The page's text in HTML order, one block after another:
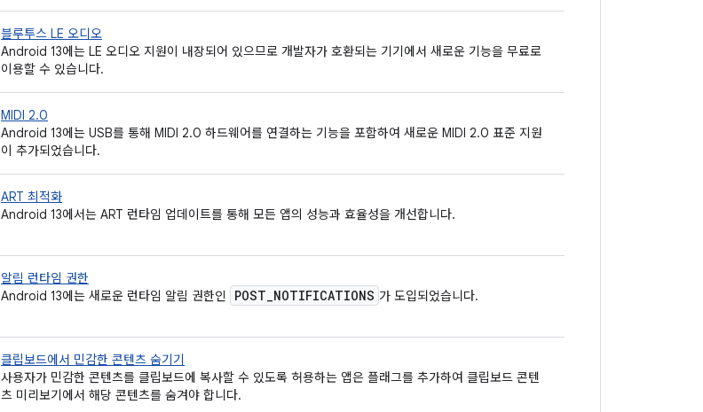
블루투스 LE 오디오
Android 13에는 LE 오디오 지원이 내장되어 있으므로 개발자가 호환되는 기기에서 새로운 기능을 무료로
이용할 수 있습니다.
MIDI 2.0
Android 13에는 USB를 통해 MIDI 2.0 하드웨어를 연결하는 기능을 포함하여 새로운 MIDI 2.0 표준 지원
이 추가되었습니다.
ART 최적화
Android 13에서는 ART 런타임 업데이트를 통해 모든 앱의 성능과 효율성을 개선합니다.
알림 런타임 권한
Android 13에는 새로운 런타임 알림 권한인
POST_NOTIFICATIONS 가 도입되었습니다.
클립보드에서 민감한 콘텐츠 숨기기
사용자가 민감한 콘텐츠를 클립보드에 복사할 수 있도록 허용하는 앱은 플래그를 추가하여 클립보드 콘텐
츠 미리보기에서 해당 콘텐츠를 숨겨야 합니다.